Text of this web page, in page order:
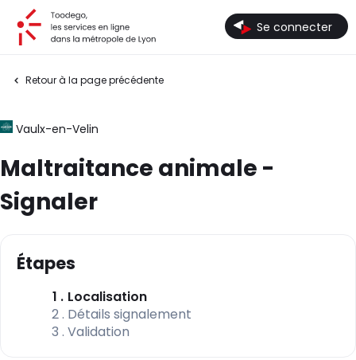
Se connecter
Retour à la page précédente
Vaulx-en-Velin
Maltraitance animale -
Signaler
Étapes
1 Localisation(étape courante)
2 Détails signalement
3 Validation